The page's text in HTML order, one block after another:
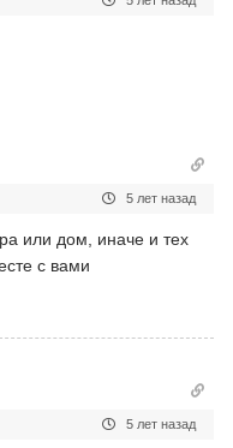
5 лет назад
или дом, иначе и тех
с вами
5 лет назад